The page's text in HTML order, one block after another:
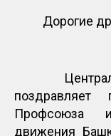
Дорогие
поздравляет
Профсоюза
движения